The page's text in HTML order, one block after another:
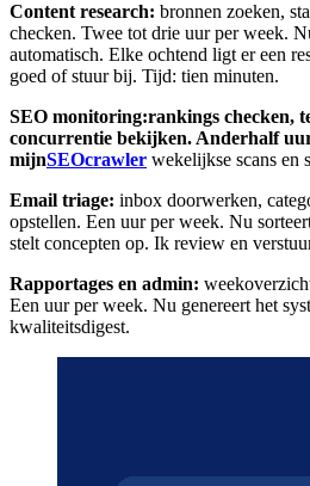
Content research: bronnen zoeken,
checken. Twee tot drie uur per week.
automatisch. Elke ochtend ligt er een
goed of stuur bij. Tijd: tien minuten.
SEO monitoring:rankings checken,
concurrentie bekijken. Anderhalf
mijnSEOcrawler wekelijkse scans en
Email triage: inbox doorwerken,
opstellen. Een uur per week. Nu
stelt concepten op. Ik review en
Rapportages en admin:
Een uur per week. Nu genereert het
kwaliteitsdigest.